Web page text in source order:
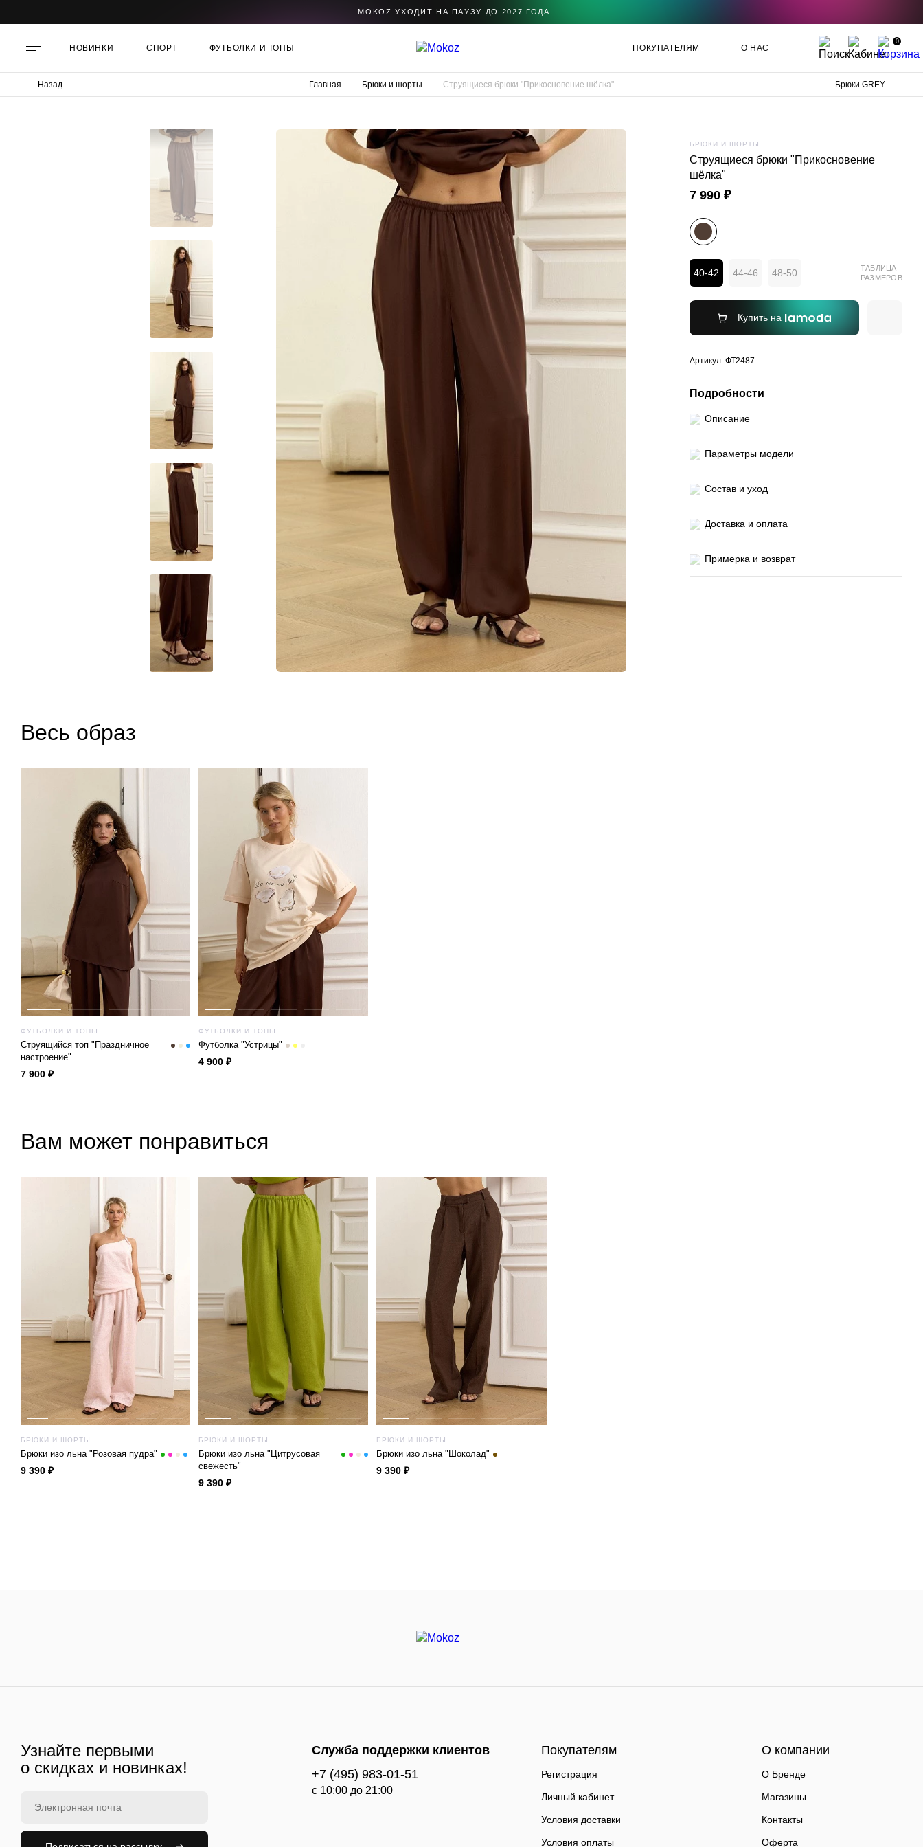
MOKOZ УХОДИТ НА ПАУЗУ ДО 2027 ГОДА
НОВИНКИ СПОРТ ФУТБОЛКИ И ТОПЫ ПОКУПАТЕЛЯМ О НАС
0
Назад Главная Брюки и шорты Струящиеся брюки "Прикосновение шёлка" Брюки GREY
БРЮКИ И ШОРТЫ
Струящиеся брюки "Прикосновение
шёлка"
7 990 ₽
40-42 44-46 48-50
ТАБЛИЦА
РАЗМЕРОВ
Купить на
Артикул: ФТ2487
Подробности
Описание
Параметры модели
Состав и уход
Доставка и оплата
Примерка и возврат
Весь образ
ФУТБОЛКИ И ТОПЫ
Струящийся топ "Праздничное
настроение"
7 900 ₽
ФУТБОЛКИ И ТОПЫ
Футболка "Устрицы"
4 900 ₽
Вам может понравиться
БРЮКИ И ШОРТЫ
Брюки изо льна "Розовая пудра"
9 390 ₽
БРЮКИ И ШОРТЫ
Брюки изо льна "Цитрусовая
свежесть"
9 390 ₽
БРЮКИ И ШОРТЫ
Брюки изо льна "Шоколад"
9 390 ₽
Узнайте первыми
о скидках и новинках!
Служба поддержки клиентов
+7 (495) 983-01-51
c 10:00 до 21:00
Покупателям
Регистрация
Личный кабинет
Условия доставки
Условия оплаты
О компании
О Бренде
Магазины
Контакты
Оферта